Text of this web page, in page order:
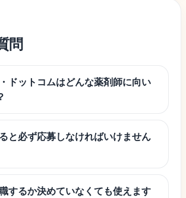
問
ドットコムはどんな薬剤師に向い
と必ず応募しなければいけません
するか決めていなくても使えます